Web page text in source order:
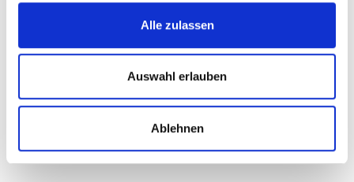
Alle zulassen
Auswahl erlauben
Ablehnen
Mendato berechnet die Krankenquote automatisch – pro
Mitarbeiter, pro Objekt, pro Monat. So erkennst du
Muster und kannst gezielt gegensteuern.
Trend-Analyse zeigt, ob Maßnahmen wirken.